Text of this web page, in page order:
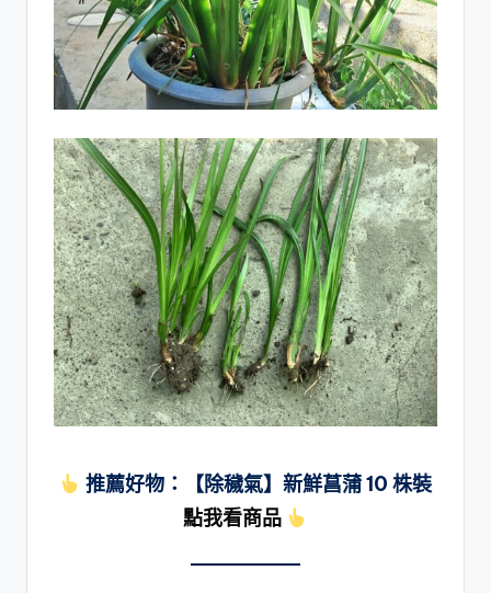
推薦好物：【除穢氣】新鮮菖蒲 10 株裝
點我看商品